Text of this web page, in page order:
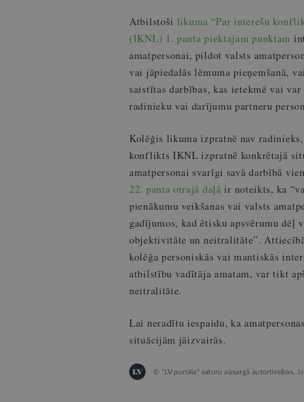
Atbilstoši likuma “Par interešu
(IKNL) 1. panta piektajam punktam
amatpersonai, pildot valsts
vai jāpiedalās lēmuma pieņemšanā,
saistītas darbības, kas ietekmē vai
radinieku vai darījumu partneru
Kolēģis likuma izpratnē nav
konflikts IKNL izpratnē konkrētajā
amatpersonai svarīgi savā darbībā
22. panta otrajā daļā ir noteikts, ka
pienākumu veikšanas vai valsts
gadījumos, kad ētisku apsvērumu dēļ
objektivitāte un neitralitāte”.
kolēģa personiskās vai mantiskās
atbilstību vadītāja amatam, var tikt
neitralitāte.
Lai neradītu iespaidu, ka
situācijām jāizvairās.
© "LV portāla" saturu aizsargā autortiesības.